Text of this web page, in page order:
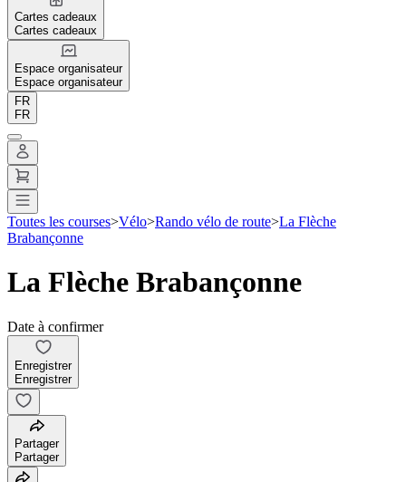
Cartes cadeaux
Cartes cadeaux
Espace organisateur
Espace organisateur
FR
FR
Toutes les courses>Vélo>Rando vélo de route>La Flèche
Brabançonne
La Flèche Brabançonne
Date à confirmer
Enregistrer
Enregistrer
Partager
Partager